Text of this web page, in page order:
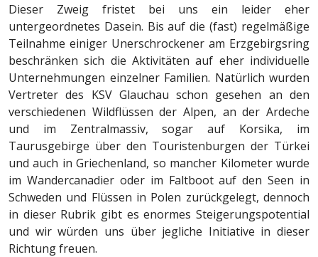
Dieser Zweig fristet bei uns ein leider eher
untergeordnetes Dasein. Bis auf die (fast) regelmäßige
Teilnahme einiger Unerschrockener am Erzgebirgsring
beschränken sich die Aktivitäten auf eher individuelle
Unternehmungen einzelner Familien. Natürlich wurden
Vertreter des KSV Glauchau schon gesehen an den
verschiedenen Wildflüssen der Alpen, an der Ardeche
und im Zentralmassiv, sogar auf Korsika, im
Taurusgebirge über den Touristenburgen der Türkei
und auch in Griechenland, so mancher Kilometer wurde
im Wandercanadier oder im Faltboot auf den Seen in
Schweden und Flüssen in Polen zurückgelegt, dennoch
in dieser Rubrik gibt es enormes Steigerungspotential
und wir würden uns über jegliche Initiative in dieser
Richtung freuen.